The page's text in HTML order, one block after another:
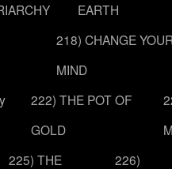
EARTH
218) CHANGE
MIND
222) THE POT OF
GOLD
225) THE
226)